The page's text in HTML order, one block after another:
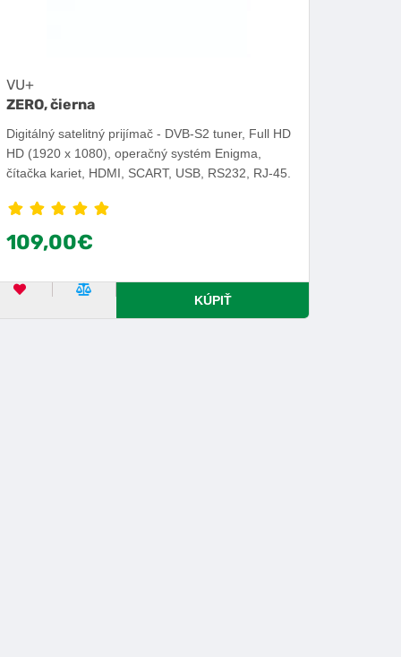
VU+
ZERO, čierna
Digitálný satelitný prijímač - DVB-S2 tuner, Full HD
HD (1920 x 1080), operačný systém Enigma,
čítačka kariet, HDMI, SCART, USB, RS232, RJ-45.
109,00€
OBĽÚBENÝ PRODUKTPOROVNAŤ PRODUKT
KÚPIŤ